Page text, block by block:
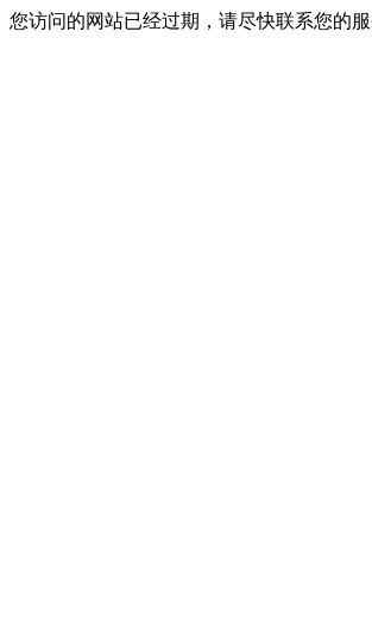
您访问的网站已经过期，请尽快联系您的